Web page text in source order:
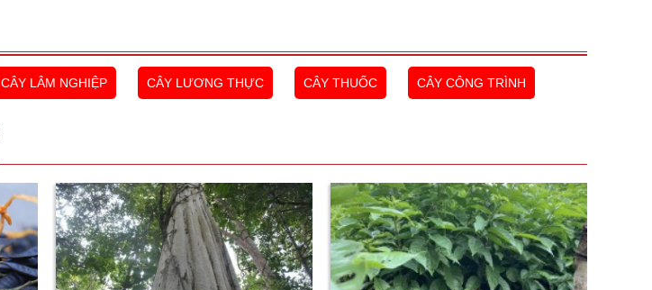
CÂY LÂM NGHIỆP CÂY LƯƠNG THỰC CÂY THUỐC CÂY CÔNG TRÌNH